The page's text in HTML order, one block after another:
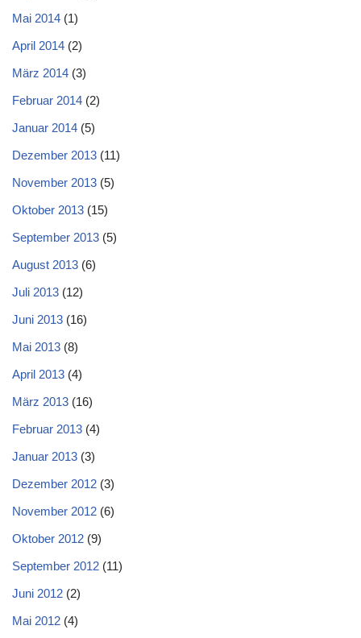
Mai 2014 (1)
April 2014 (2)
März 2014 (3)
Februar 2014 (2)
Januar 2014 (5)
Dezember 2013 (11)
November 2013 (5)
Oktober 2013 (15)
September 2013 (5)
August 2013 (6)
Juli 2013 (12)
Juni 2013 (16)
Mai 2013 (8)
April 2013 (4)
März 2013 (16)
Februar 2013 (4)
Januar 2013 (3)
Dezember 2012 (3)
November 2012 (6)
Oktober 2012 (9)
September 2012 (11)
Juni 2012 (2)
Mai 2012 (4)